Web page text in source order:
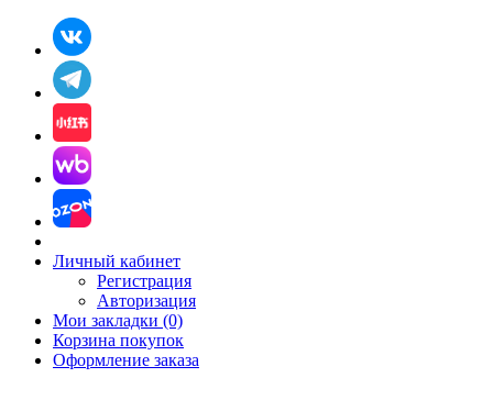
Личный кабинет
Регистрация
Авторизация
Мои закладки (0)
Корзина покупок
Оформление заказа